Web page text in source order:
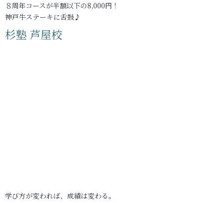
８周年コースが半額以下の8,000円！
神戸牛ステーキに舌鼓♪
杉塾 芦屋校
学び方が変われば、成績は変わる。